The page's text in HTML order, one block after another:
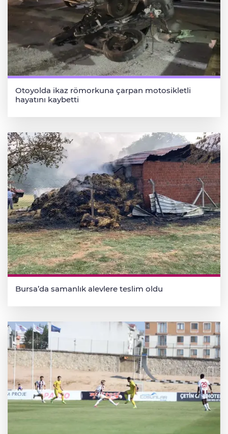
Otoyolda ikaz römorkuna çarpan motosikletli
hayatını kaybetti
Bursa’da samanlık alevlere teslim oldu